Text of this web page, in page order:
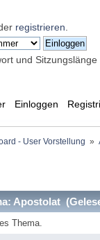
registrieren
und Sitzungslänge
Einloggen
- User Vorstellung »
Apostolat
Thema.